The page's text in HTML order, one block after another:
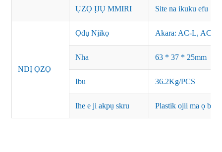
ỤZỌ ỊJỤ MMIRI Site na ikuku efu
NDỊ ỌZỌ
Ọdụ Njikọ Akara: AC-L, AC-
Nha 63 * 37 * 25mm
Ibu 36.2Kg/PCS
Ihe e ji akpụ skru Plastik ojii ma ọ bụ